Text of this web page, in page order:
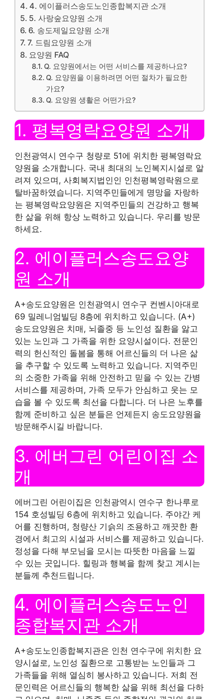
4. 에이플러스송도노인종합복지관 소개
5. 사랑숲요양원 소개
6. 송도제일요양원 소개
7. 드림요양원 소개
요양원 FAQ
Q. 요양원에서는 어떤 서비스를 제공하나요?
Q. 요양원을 이용하려면 어떤 절차가 필요한
가요?
Q. 요양원 생활은 어떤가요?
1. 평복영락요양원 소개
인천광역시 연수구 청량로 51에 위치한 평복영락요
양원을 소개합니다. 국내 최대의 노인복지시설로 알
려져 있으며, 사회복지법인인 인천평복영락원으로
탈바꿈하였습니다. 지역주민들에게 명망을 자랑하
는 평복영락요양원은 지역주민들의 건강하고 행복
한 삶을 위해 항상 노력하고 있습니다. 우리를 방문
하세요.
2. 에이플러스송도요양
원 소개
A+송도요양원은 인천광역시 연수구 컨벤시아대로
69 밀레니엄빌딩 8층에 위치하고 있습니다. (A+)
송도요양원은 치매, 뇌졸중 등 노인성 질환을 앓고
있는 노인과 그 가족을 위한 요양시설이다. 전문인
력의 헌신적인 돌봄을 통해 어르신들의 더 나은 삶
을 추구할 수 있도록 노력하고 있습니다. 지역주민
의 소중한 가족을 위해 안전하고 믿을 수 있는 간병
서비스를 제공하며, 가족 모두가 안심하고 웃는 모
습을 볼 수 있도록 최선을 다합니다. 더 나은 노후를
함께 준비하고 싶은 분들은 언제든지 송도요양원을
방문해주시길 바랍니다.
3. 에버그린 어린이집 소
개
에버그린 어린이집은 인천광역시 연수구 한나루로
154 호성빌딩 6층에 위치하고 있습니다. 주야간 케
어를 진행하며, 청량산 기슭의 조용하고 깨끗한 환
경에서 최고의 시설과 서비스를 제공하고 있습니다.
정성을 다해 부모님을 모시는 따뜻한 마음을 느낄
수 있는 곳입니다. 힐링과 행복을 함께 찾고 계시는
분들께 추천드립니다.
4. 에이플러스송도노인
종합복지관 소개
A+송도노인종합복지관은 인천 연수구에 위치한 요
양시설로, 노인성 질환으로 고통받는 노인들과 그
가족들을 위해 열심히 봉사하고 있습니다. 저희 전
문인력은 어르신들의 행복한 삶을 위해 최선을 다하